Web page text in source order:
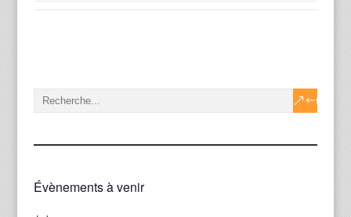
Évènements à venir